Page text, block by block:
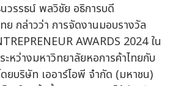
วรรธน์ พลวิชัย อธิการบดี
ย กล่าวว่า การจัดงานมอบรางวัล
AWARDS 2024 ใน
หว่างมหาวิทยาลัยหอการค้าไทยกับ
ยบริษัท เออาร์ไอพี จำกัด (มหาชน)